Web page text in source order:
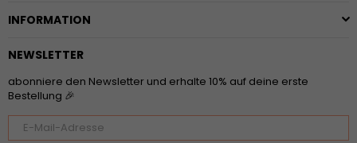
INFORMATION
NEWSLETTER
abonniere den Newsletter und erhalte 10% auf deine erste
Bestellung 🎉